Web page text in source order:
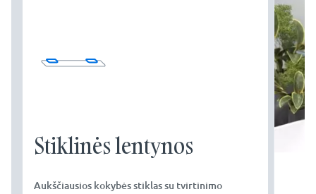
Stiklinės lentynos
Aukščiausios kokybės stiklas su tvirtinimo